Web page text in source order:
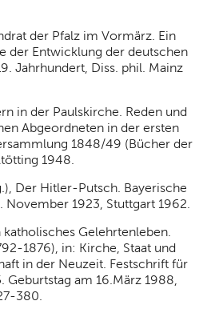
der Pfalz im Vormärz. Ein
der Entwicklung der deutschen
Jahrhundert, Diss. phil. Mainz
in der Paulskirche. Reden und
Abgeordneten in der ersten
1848/49 (Bücher der
1948.
Der Hitler-Putsch. Bayerische
1923, Stuttgart 1962.
Gelehrtenleben.
1876), in: Kirche, Staat und
in der Neuzeit. Festschrift für
Geburtstag am 16.März 1988,
380.